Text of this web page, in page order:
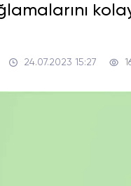
24.07.2023 15:27